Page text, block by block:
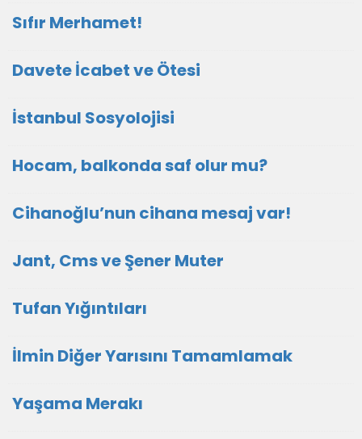
Sıfır Merhamet!
Davete İcabet ve Ötesi
İstanbul Sosyolojisi
Hocam, balkonda saf olur mu?
Cihanoğlu’nun cihana mesaj var!
Jant, Cms ve Şener Muter
Tufan Yığıntıları
İlmin Diğer Yarısını Tamamlamak
Yaşama Merakı